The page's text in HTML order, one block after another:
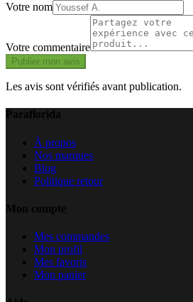
Votre nom
Votre commentaire
Publier mon avis
Les avis sont vérifiés avant publication.
Paraflorida
À propos
Nos marques
Blog
Politique retour
Mon compte
Mes commandes
Mon profil
Mes favoris
Mon panier